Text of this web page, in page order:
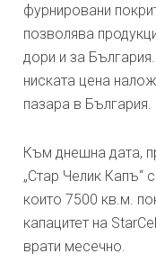
фурнировани
позволява
дори и за
ниската цена
пазара в България.
Към днешна дата,
„Стар Челик Капъ“
които 7500 кв.м.
капацитет на
врати месечно.